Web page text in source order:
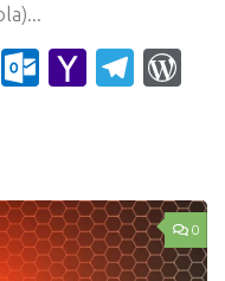
Gmail Yahoo
0